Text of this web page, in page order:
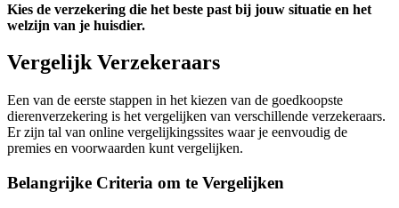
Kies de verzekering die het beste past bij jouw situatie en het
welzijn van je huisdier.
Vergelijk Verzekeraars
Een van de eerste stappen in het kiezen van de goedkoopste
dierenverzekering is het vergelijken van verschillende verzekeraars.
Er zijn tal van online vergelijkingssites waar je eenvoudig de
premies en voorwaarden kunt vergelijken.
Belangrijke Criteria om te Vergelijken